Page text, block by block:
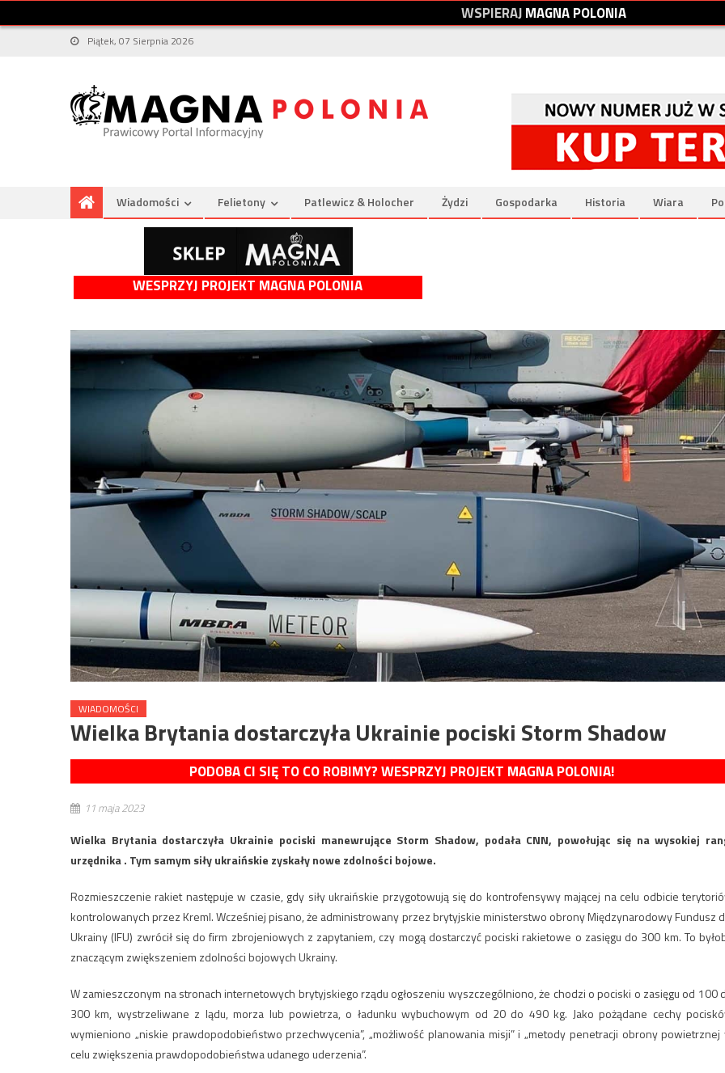
WSPIERAJMAGNAPOLONIA
Piątek, 07 Sierpnia 2026
Wiadomości Felietony Patlewicz & Holocher Żydzi Gospodarka Historia Wiara
WESPRZYJ PROJEKT MAGNA POLONIA
WIADOMOŚCI
Wielka Brytania dostarczyła Ukrainie pociski Storm Shadow
PODOBA CI SIĘ TO CO ROBIMY? WESPRZYJ PROJEKT MAGNA POLONIA!
11 maja 2023
Wielka Brytania dostarczyła Ukrainie pociski manewrujące Storm Shadow, podała CNN, powołując się na wysokiej
urzędnika . Tym samym siły ukraińskie zyskały nowe zdolności bojowe.
Rozmieszczenie rakiet następuje w czasie, gdy siły ukraińskie przygotowują się do kontrofensywy mającej na celu odbicie
kontrolowanych przez Kreml. Wcześniej pisano, że administrowany przez brytyjskie ministerstwo obrony Międzynarodowy Fundusz
Ukrainy (IFU) zwrócił się do firm zbrojeniowych z zapytaniem, czy mogą dostarczyć pociski rakietowe o zasięgu do 300 km. To
znaczącym zwiększeniem zdolności bojowych Ukrainy.
W zamieszczonym na stronach internetowych brytyjskiego rządu ogłoszeniu wyszczególniono, że chodzi o pociski o zasięgu od 100
300 km, wystrzeliwane z lądu, morza lub powietrza, o ładunku wybuchowym od 20 do 490 kg. Jako pożądane cechy
wymieniono „niskie prawdopodobieństwo przechwycenia”, „możliwość planowania misji” i „metody penetracji obrony powietrznej
celu zwiększenia prawdopodobieństwa udanego uderzenia”.